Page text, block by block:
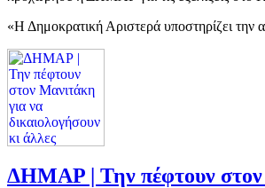
«Η Δημοκρατική Αριστερά υποστηρίζει την
ΔΗΜΑΡ | Την πέφτουν στον